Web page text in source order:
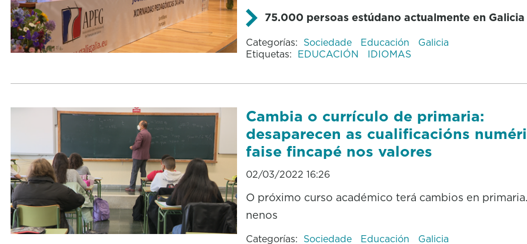
75.000 persoas estúdano actualmente en Galicia
Categorías: Sociedade Educación
Galicia
Etiquetas: EDUCACIÓN IDIOMAS
Cambia o currículo de primaria:
desaparecen as cualificacións
faise fincapé nos valores
02/03/2022 16:26
O próximo curso académico terá cambios en
nenos
Categorías: Sociedade Educación
Galicia